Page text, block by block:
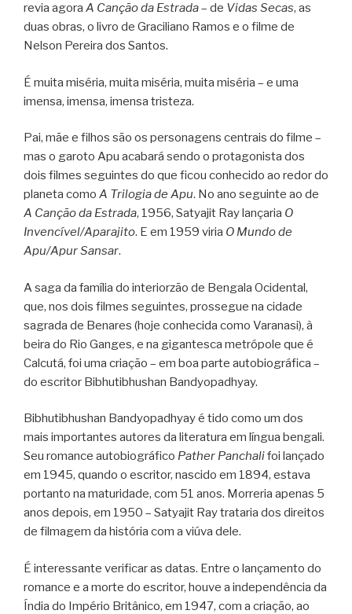
revia agora A Canção da Estrada– de Vidas Secas, as
duas obras, o livro de Graciliano Ramos e o filme de
Nelson Pereira dos Santos.
É muita miséria, muita miséria, muita miséria – e uma
imensa, imensa, imensa tristeza.
Pai, mãe e filhos são os personagens centrais do filme –
mas o garoto Apu acabará sendo o protagonista dos
dois filmes seguintes do que ficou conhecido ao redor do
planeta como A Trilogia de Apu. No ano seguinte ao de
A Canção da Estrada, 1956, Satyajit Ray lançaria O
Invencível/Aparajito. E em 1959 viria O Mundo de
Apu/Apur Sansar.
A saga da família do interiorzão de Bengala Ocidental,
que, nos dois filmes seguintes, prossegue na cidade
sagrada de Benares (hoje conhecida como Varanasi), à
beira do Rio Ganges, e na gigantesca metrópole que é
Calcutá, foi uma criação – em boa parte autobiográfica –
do escritor Bibhutibhushan Bandyopadhyay.
Bibhutibhushan Bandyopadhyay é tido como um dos
mais importantes autores da literatura em língua bengali.
Seu romance autobiográfico Pather Panchalifoi lançado
em 1945, quando o escritor, nascido em 1894, estava
portanto na maturidade, com 51 anos. Morreria apenas 5
anos depois, em 1950 – Satyajit Ray trataria dos direitos
de filmagem da história com a viúva dele.
É interessante verificar as datas. Entre o lançamento do
romance e a morte do escritor, houve a independência da
Índia do Império Britânico, em 1947, com a criação, ao